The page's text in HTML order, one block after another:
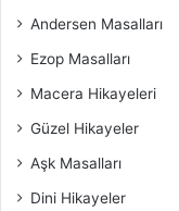
Andersen Masalları
Ezop Masalları
Macera Hikayeleri
Güzel Hikayeler
Aşk Masalları
Dini Hikayeler